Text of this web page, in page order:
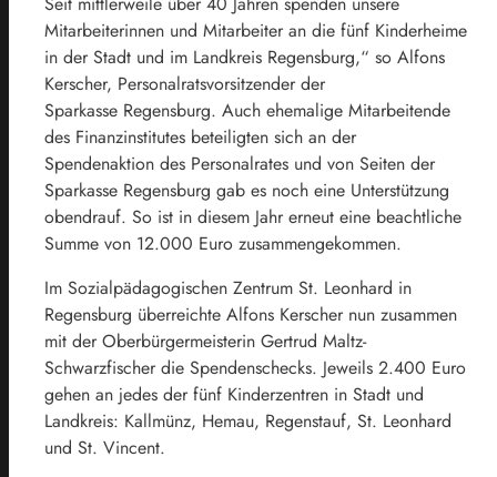
Mitarbeiterinnen und Mitarbeiter an die fünf Kinderheime
in der Stadt und im Landkreis Regensburg,“ so Alfons
Kerscher, Personalratsvorsitzender der
Sparkasse Regensburg. Auch ehemalige Mitarbeitende
des Finanzinstitutes beteiligten sich an der
Spendenaktion des Personalrates und von Seiten der
Sparkasse Regensburg gab es noch eine Unterstützung
obendrauf. So ist in diesem Jahr erneut eine beachtliche
Summe von 12.000 Euro zusammengekommen.
Im Sozialpädagogischen Zentrum St. Leonhard in
Regensburg überreichte Alfons Kerscher nun zusammen
mit der Oberbürgermeisterin Gertrud Maltz-
Schwarzfischer die Spendenschecks. Jeweils 2.400 Euro
gehen an jedes der fünf Kinderzentren in Stadt und
Landkreis: Kallmünz, Hemau, Regenstauf, St. Leonhard
und St. Vincent.